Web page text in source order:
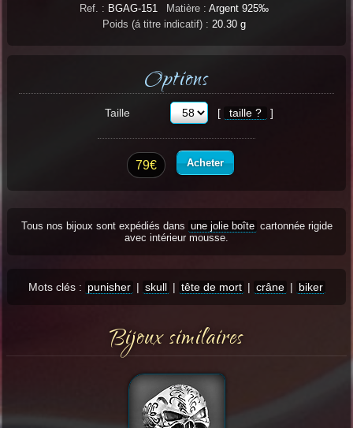
Ref. : BGAG-151 Matière : Argent 925‰
Poids (á titre indicatif) : 20.30 g
Options
Taille [ taille ? ]
79€ Acheter
Tous nos bijoux sont expédiés dans une jolie boîte cartonnée rigide
avec intérieur mousse.
Mots clés : punisher | skull | tête de mort | crâne | biker
Bijoux similaires